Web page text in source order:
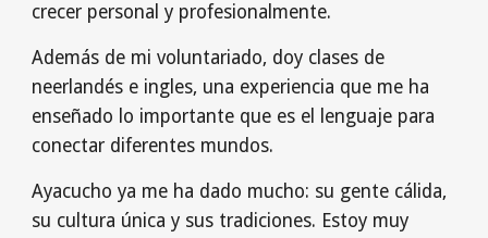
crecer personal y profesionalmente.
Además de mi voluntariado, doy clases de
neerlandés e ingles, una experiencia que me ha
enseñado lo importante que es el lenguaje para
conectar diferentes mundos.
Ayacucho ya me ha dado mucho: su gente cálida,
su cultura única y sus tradiciones. Estoy muy